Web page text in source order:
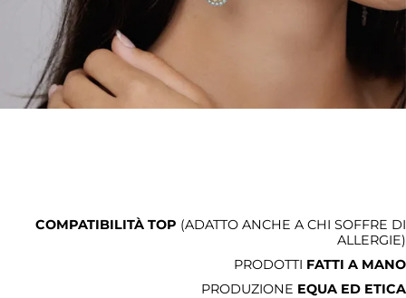
COMPATIBILITÀ TOP (ADATTO ANCHE A CHI SOFFRE DI
ALLERGIE)
PRODOTTI FATTI A MANO
PRODUZIONE EQUA ED ETICA